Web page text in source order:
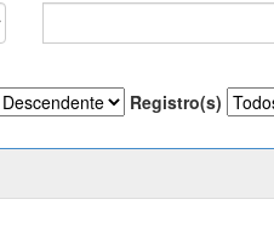
Registro(s)